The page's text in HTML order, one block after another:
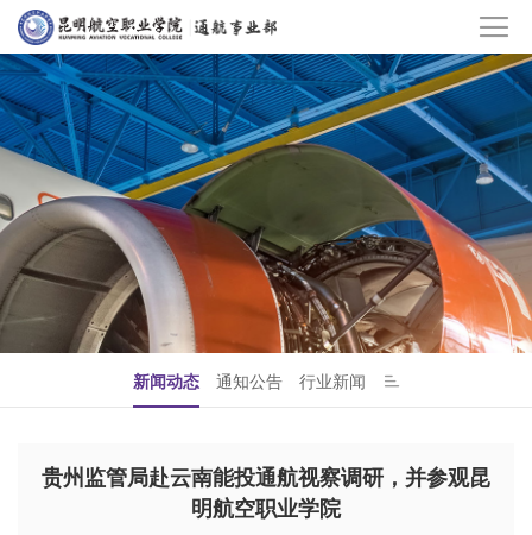
新闻动态 通知公告 行业新闻
贵州监管局赴云南能投通航视察调研，并参观昆
明航空职业学院